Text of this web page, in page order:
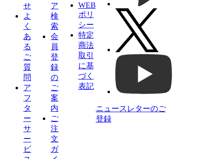
せ
よ
く
あ
る
ご
質
問
ア
フ
タ
ー
サ
ー
ビ
ア
検
索
会
員
登
録
の
ご
案
内
ご
注
文
ガ
WEB
ポリ
シー
特定
商法
取引
に基
づく
表記
ニュースレターのご
登録